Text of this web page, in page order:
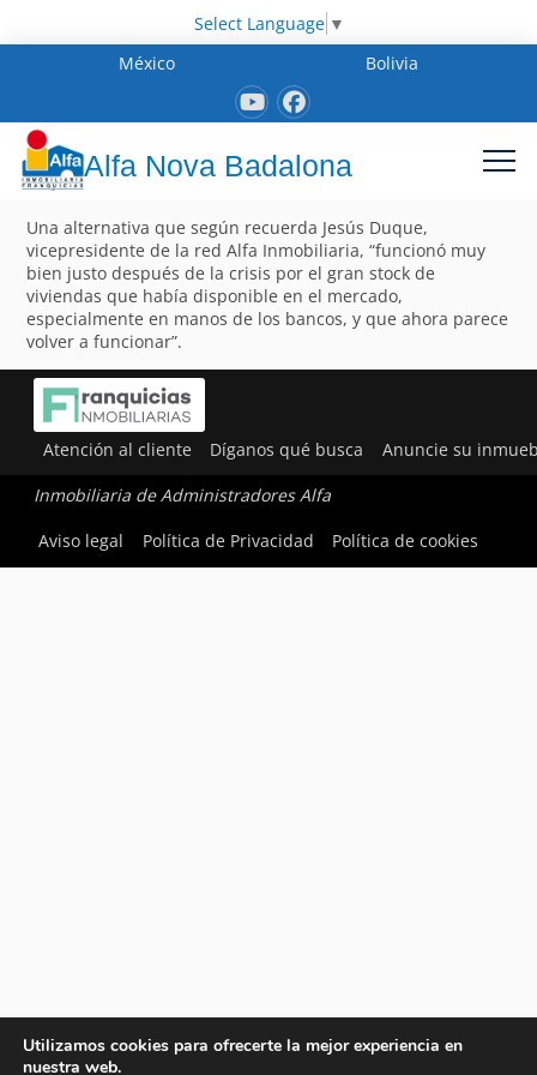
Select Language ▼
México
Bolivia
Alfa Nova Badalona
Una alternativa que según recuerda Jesús Duque,
vicepresidente de la red Alfa Inmobiliaria, “funcionó muy
bien justo después de la crisis por el gran stock de
viviendas que había disponible en el mercado,
especialmente en manos de los bancos, y que ahora parece
volver a funcionar”.
Atención al cliente Díganos qué busca Anuncie su
Inmobiliaria de Administradores Alfa
Aviso legal
Política de Privacidad Política de cookies
Utilizamos cookies para ofrecerte la mejor experiencia en
nuestra web.